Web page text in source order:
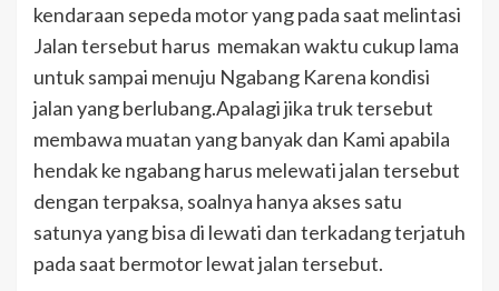
kendaraan sepeda motor yang pada saat melintasi
Jalan tersebut harus memakan waktu cukup lama
untuk sampai menuju Ngabang Karena kondisi
jalan yang berlubang.Apalagi jika truk tersebut
membawa muatan yang banyak dan Kami apabila
hendak ke ngabang harus melewati jalan tersebut
dengan terpaksa, soalnya hanya akses satu
satunya yang bisa di lewati dan terkadang terjatuh
pada saat bermotor lewat jalan tersebut.